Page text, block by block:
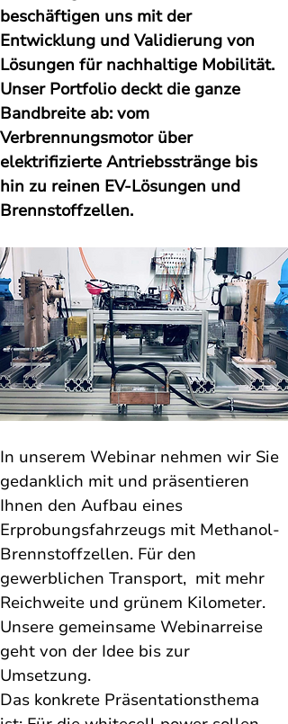
beschäftigen uns mit der
Entwicklung und Validierung von
Lösungen für nachhaltige Mobilität.
Unser Portfolio deckt die ganze
Bandbreite ab: vom
Verbrennungsmotor über
elektrifizierte Antriebsstränge bis
hin zu reinen EV-Lösungen und
Brennstoffzellen.
In unserem Webinar nehmen wir Sie
gedanklich mit und präsentieren
Ihnen den Aufbau eines
Erprobungsfahrzeugs mit Methanol-
Brennstoffzellen. Für den
gewerblichen Transport,  mit mehr
Reichweite und grünem Kilometer.
Unsere gemeinsame Webinarreise
geht von der Idee bis zur
Umsetzung.
Das konkrete Präsentationsthema